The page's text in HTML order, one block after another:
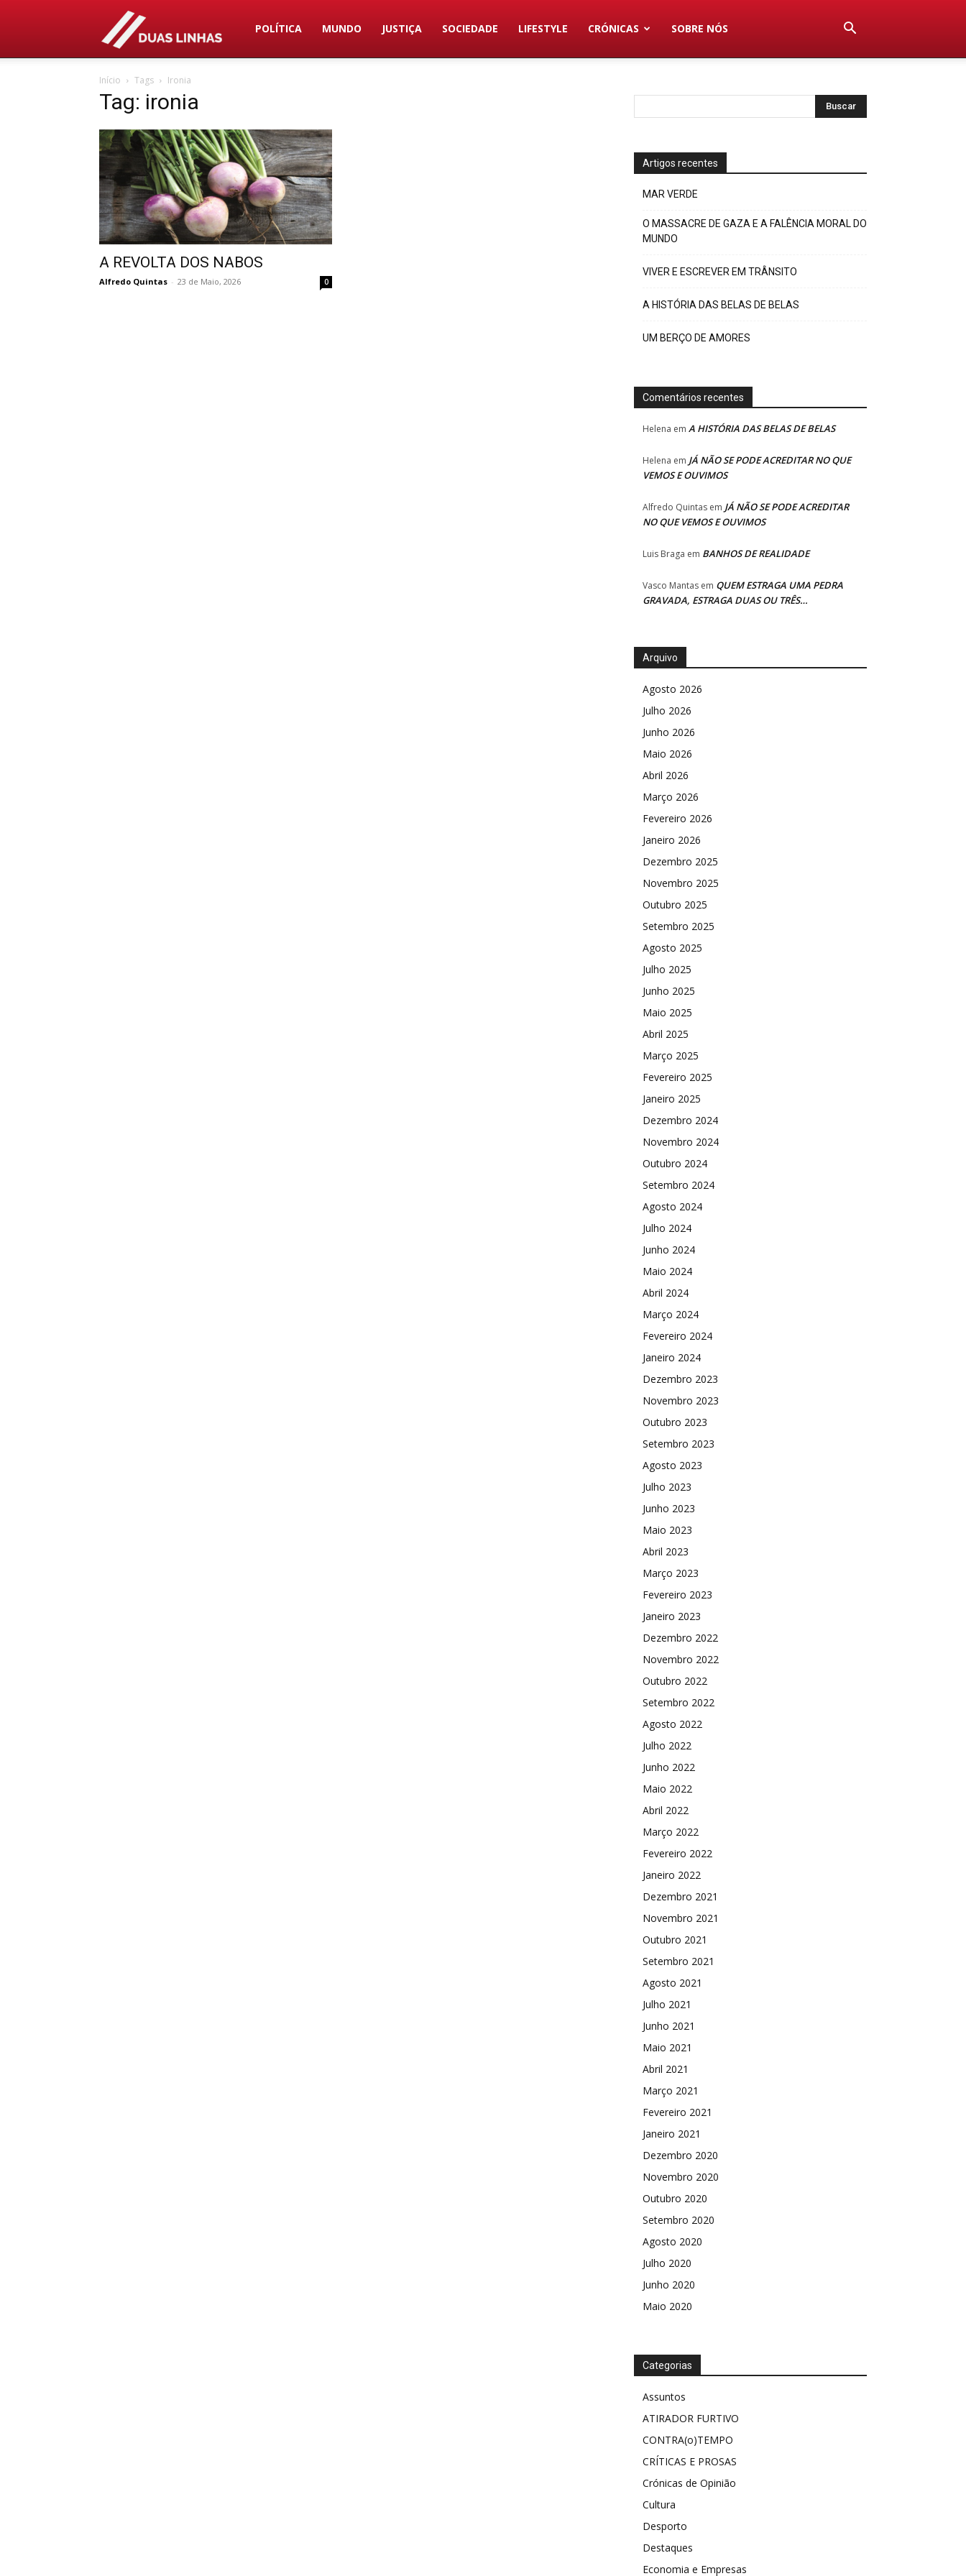
Duas
POLÍTICA MUNDO JUSTIÇA SOCIEDADE LIFESTYLE CRÓNICAS SOBRE NÓS
Início Tags Ironia
Tag: ironia
A REVOLTA DOS NABOS
Alfredo Quintas - 23 de Maio, 2026 0
Artigos recentes
MAR VERDE
O MASSACRE DE GAZA E A FALÊNCIA MORAL DO
MUNDO
VIVER E ESCREVER EM TRÂNSITO
A HISTÓRIA DAS BELAS DE BELAS
UM BERÇO DE AMORES
Comentários recentes
Helena em A HISTÓRIA DAS BELAS DE BELAS
Helena em JÁ NÃO SE PODE ACREDITAR NO QUE
VEMOS E OUVIMOS
Alfredo Quintas em JÁ NÃO SE PODE ACREDITAR
NO QUE VEMOS E OUVIMOS
Luis Braga em BANHOS DE REALIDADE
Vasco Mantas em QUEM ESTRAGA UMA PEDRA
GRAVADA, ESTRAGA DUAS OU TRÊS…
Arquivo
Agosto 2026
Julho 2026
Junho 2026
Maio 2026
Abril 2026
Março 2026
Fevereiro 2026
Janeiro 2026
Dezembro 2025
Novembro 2025
Outubro 2025
Setembro 2025
Agosto 2025
Julho 2025
Junho 2025
Maio 2025
Abril 2025
Março 2025
Fevereiro 2025
Janeiro 2025
Dezembro 2024
Novembro 2024
Outubro 2024
Setembro 2024
Agosto 2024
Julho 2024
Junho 2024
Maio 2024
Abril 2024
Março 2024
Fevereiro 2024
Janeiro 2024
Dezembro 2023
Novembro 2023
Outubro 2023
Setembro 2023
Agosto 2023
Julho 2023
Junho 2023
Maio 2023
Abril 2023
Março 2023
Fevereiro 2023
Janeiro 2023
Dezembro 2022
Novembro 2022
Outubro 2022
Setembro 2022
Agosto 2022
Julho 2022
Junho 2022
Maio 2022
Abril 2022
Março 2022
Fevereiro 2022
Janeiro 2022
Dezembro 2021
Novembro 2021
Outubro 2021
Setembro 2021
Agosto 2021
Julho 2021
Junho 2021
Maio 2021
Abril 2021
Março 2021
Fevereiro 2021
Janeiro 2021
Dezembro 2020
Novembro 2020
Outubro 2020
Setembro 2020
Agosto 2020
Julho 2020
Junho 2020
Maio 2020
Categorias
Assuntos
ATIRADOR FURTIVO
CONTRA(o)TEMPO
CRÍTICAS E PROSAS
Crónicas de Opinião
Cultura
Desporto
Destaques
Economia e Empresas